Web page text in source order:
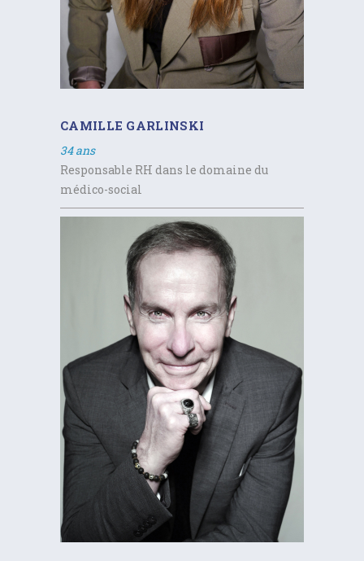
CAMILLE GARLINSKI
34 ans
Responsable RH dans le domaine du
médico-social